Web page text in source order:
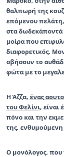
θαλπωρή της
επόμενου
στα δωδεκάποντά
μοίρα που
διαφορετικός.
σβήσουν το
φώτα με το
Η Άζζα, ένας
του Φελίνι, είναι
πόνο και την
της,
Ο μονόλογος, που